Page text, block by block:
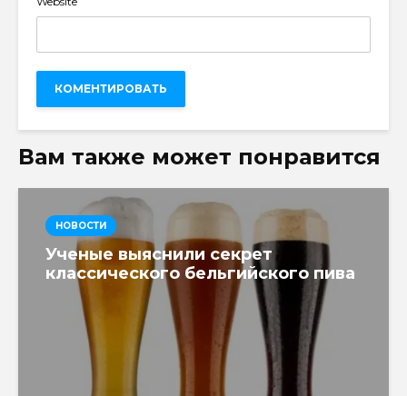
Вам также может понравится
НОВОСТИ
Ученые выяснили секрет
классического бельгийского пива